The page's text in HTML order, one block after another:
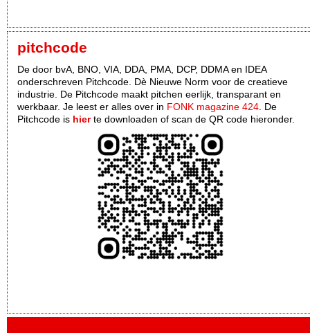
pitchcode
De door bvA, BNO, VIA, DDA, PMA, DCP, DDMA en IDEA
onderschreven Pitchcode. Dè Nieuwe Norm voor de creatieve
industrie. De Pitchcode maakt pitchen eerlijk, transparant en
werkbaar. Je leest er alles over in FONK magazine 424 . De
Pitchcode is hierte downloaden of scan de QR code hieronder.